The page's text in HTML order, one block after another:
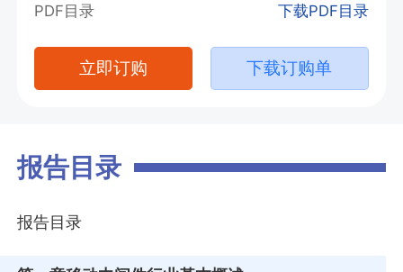
PDF目录 下载PDF目录
立即订购 下载订购单
报告目录
报告目录